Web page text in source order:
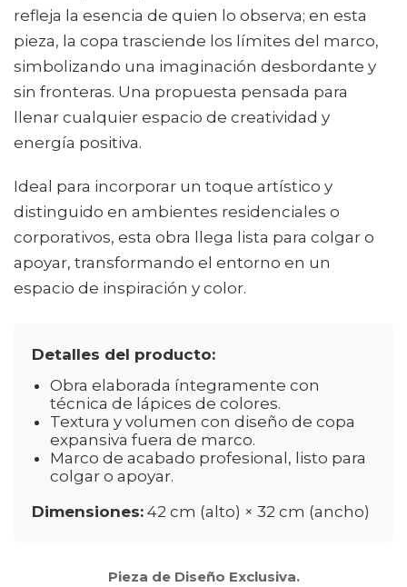
refleja la esencia de quien lo observa; en esta
pieza, la copa trasciende los límites del marco,
simbolizando una imaginación desbordante y
sin fronteras. Una propuesta pensada para
llenar cualquier espacio de creatividad y
energía positiva.
Ideal para incorporar un toque artístico y
distinguido en ambientes residenciales o
corporativos, esta obra llega lista para colgar o
apoyar, transformando el entorno en un
espacio de inspiración y color.
Detalles del producto:
Obra elaborada íntegramente con
técnica de lápices de colores.
Textura y volumen con diseño de copa
expansiva fuera de marco.
Marco de acabado profesional, listo para
colgar o apoyar.
Dimensiones: 42 cm (alto) × 32 cm (ancho)
Pieza de Diseño Exclusiva.